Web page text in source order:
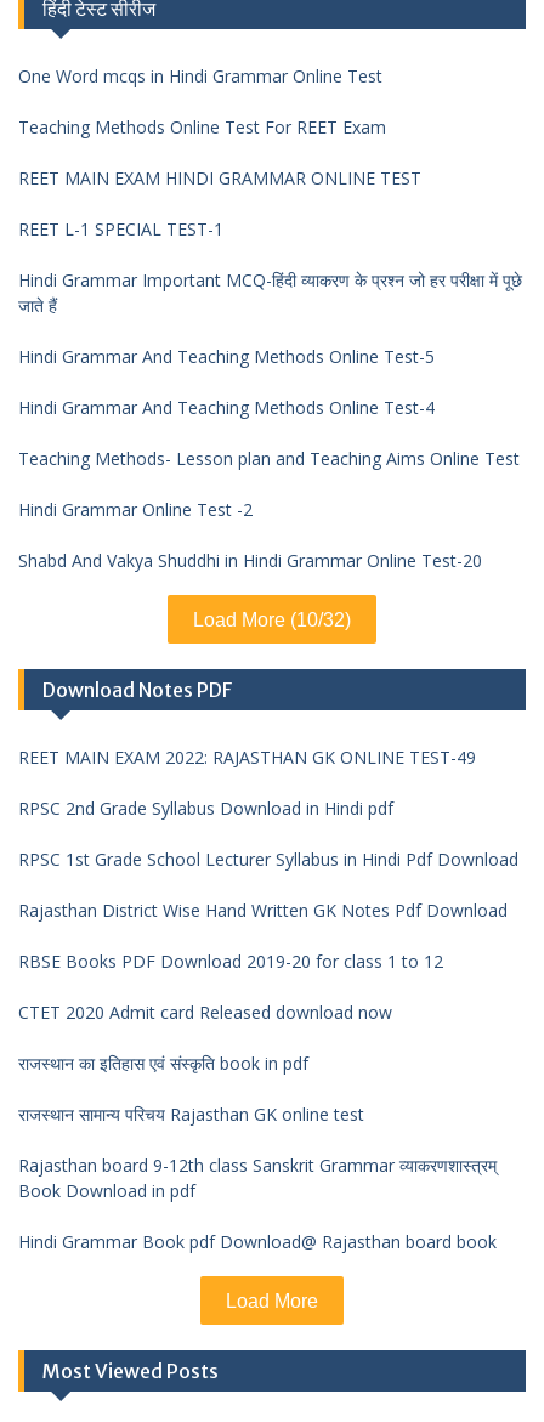
हिंदी टेस्ट सीरीज
One Word mcqs in Hindi Grammar Online Test
Teaching Methods Online Test For REET Exam
REET MAIN EXAM HINDI GRAMMAR ONLINE TEST
REET L-1 SPECIAL TEST-1
Hindi Grammar Important MCQ-हिंदी व्याकरण के प्रश्न जो हर परीक्षा में पूछे
जाते हैं
Hindi Grammar And Teaching Methods Online Test-5
Hindi Grammar And Teaching Methods Online Test-4
Teaching Methods- Lesson plan and Teaching Aims Online Test
Hindi Grammar Online Test -2
Shabd And Vakya Shuddhi in Hindi Grammar Online Test-20
Load More (10/32)
Download Notes PDF
REET MAIN EXAM 2022: RAJASTHAN GK ONLINE TEST-49
RPSC 2nd Grade Syllabus Download in Hindi pdf
RPSC 1st Grade School Lecturer Syllabus in Hindi Pdf Download
Rajasthan District Wise Hand Written GK Notes Pdf Download
RBSE Books PDF Download 2019-20 for class 1 to 12
CTET 2020 Admit card Released download now
राजस्थान का इतिहास एवं संस्कृति book in pdf
राजस्थान सामान्य परिचय Rajasthan GK online test
Rajasthan board 9-12th class Sanskrit Grammar व्याकरणशास्त्रम्
Book Download in pdf
Hindi Grammar Book pdf Download@ Rajasthan board book
Load More
Most Viewed Posts